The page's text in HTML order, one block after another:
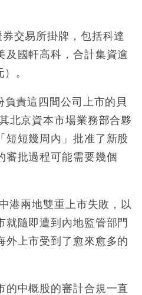
市撐日圓 4月單日斥6.28萬億
事快結束 承認部分彈藥庫存緊
交易所掛牌，包括科達
及國軒高科，合計集資逾
。
責這四間公司上市的貝
北京資本市場業務部合夥
短短幾周內」批准了新股
審批過程可能需要幾個
港兩地雙重上市失敗，以
就隨即遭到內地監管部門
外上市受到了愈來愈多的
的中概股的審計合規一直